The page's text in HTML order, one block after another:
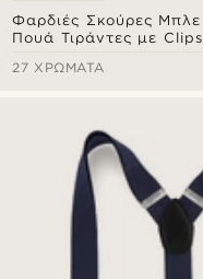
Φαρδιές Σκούρες Μπλε
Πουά Τιράντες με Clips
27 ΧΡΏΜΑΤΑ